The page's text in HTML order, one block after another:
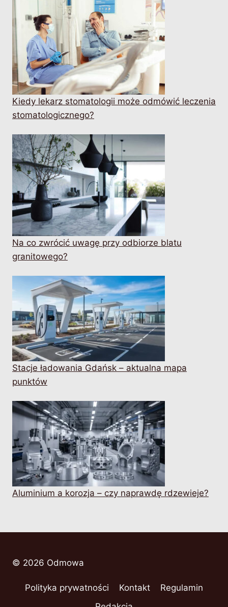
Kiedy lekarz stomatologii może odmówić leczenia
stomatologicznego?
Na co zwrócić uwagę przy odbiorze blatu
granitowego?
Stacje ładowania Gdańsk – aktualna mapa
punktów
Aluminium a korozja – czy naprawdę rdzewieje?
© 2026 Odmowa
Polityka prywatności Kontakt
Regulamin